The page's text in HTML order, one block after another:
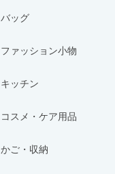
バッグ
ファッション小物
キッチン
コスメ・ケア用品
かご・収納